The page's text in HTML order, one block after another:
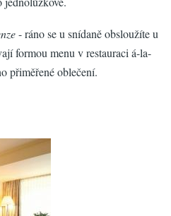
- ráno se u snídaně obsloužíte u
formou menu v restauraci á-la-
přiměřené oblečení.